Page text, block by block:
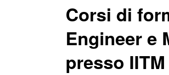
Corsi di
Engineer e
presso IITM